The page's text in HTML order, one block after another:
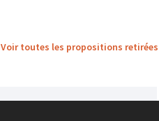
Voir toutes les propositions retirées